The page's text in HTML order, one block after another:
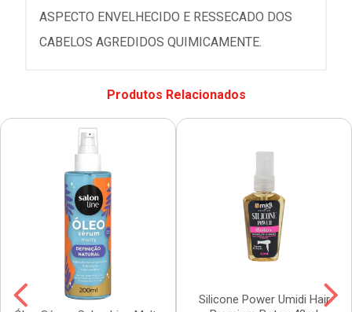
ASPECTO ENVELHECIDO E RESSECADO DOS
CABELOS AGREDIDOS QUIMICAMENTE.
Produtos Relacionados
Silicone Power Umidi Hair